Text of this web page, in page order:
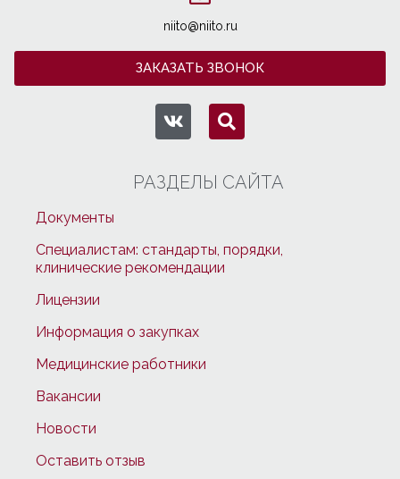
niito@niito.ru
ЗАКАЗАТЬ ЗВОНОК
РАЗДЕЛЫ САЙТА
Документы
Специалистам: стандарты, порядки,
клинические рекомендации
Лицензии
Информация о закупках
Медицинские работники
Вакансии
Новости
Оставить отзыв